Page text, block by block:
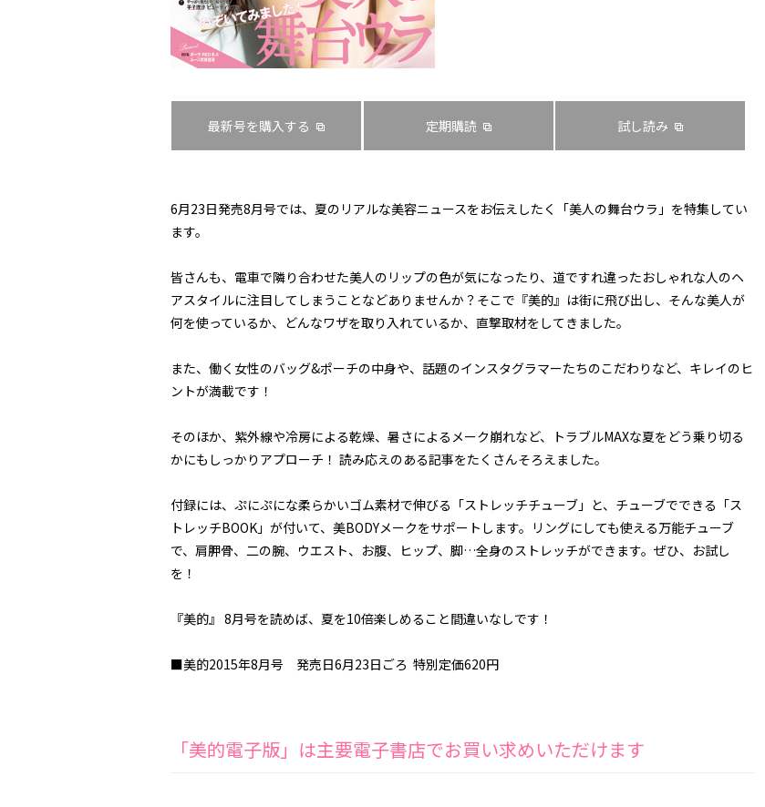
最新号を購入する 定期購読 試し読み
6月23日発売8月号では、夏のリアルな美容ニュースをお伝えしたく「美人の舞台ウラ」を特集してい
ます。
皆さんも、電車で隣り合わせた美人のリップの色が気になったり、道ですれ違ったおしゃれな人のヘ
アスタイルに注目してしまうことなどありませんか？そこで『美的』は街に飛び出し、そんな美人が
何を使っているか、どんなワザを取り入れているか、直撃取材をしてきました。
また、働く女性のバッグ&ポーチの中身や、話題のインスタグラマーたちのこだわりなど、キレイのヒ
ントが満載です！
そのほか、紫外線や冷房による乾燥、暑さによるメーク崩れなど、トラブルMAXな夏をどう乗り切る
かにもしっかりアプローチ！ 読み応えのある記事をたくさんそろえました。
付録には、ぷにぷにな柔らかいゴム素材で伸びる「ストレッチチューブ」と、チューブでできる「ス
トレッチBOOK」が付いて、美BODYメークをサポートします。リングにしても使える万能チューブ
で、肩胛骨、二の腕、ウエスト、お腹、ヒップ、脚…全身のストレッチができます。ぜひ、お試し
を！
『美的』 8月号を読めば、夏を10倍楽しめること間違いなしです！
■美的2015年8月号 発売日6月23日ごろ 特別定価620円
「美的電子版」は主要電子書店でお買い求めいただけます